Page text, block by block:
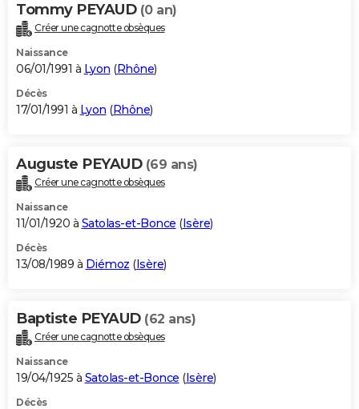
Tommy PEYAUD (0 an)
Créer une cagnotte obsèques
Naissance
06/01/1991 à Lyon (Rhône)
Décès
17/01/1991 à Lyon (Rhône)
Auguste PEYAUD (69 ans)
Créer une cagnotte obsèques
Naissance
11/01/1920 à Satolas-et-Bonce (Isère)
Décès
13/08/1989 à Diémoz (Isère)
Baptiste PEYAUD (62 ans)
Créer une cagnotte obsèques
Naissance
19/04/1925 à Satolas-et-Bonce (Isère)
Décès